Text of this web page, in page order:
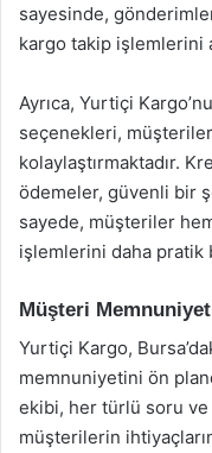
sayesinde,
kargo takip işlemlerini
Ayrıca, Yurtiçi
seçenekleri,
kolaylaştırmaktadır.
ödemeler, güvenli bir
sayede, müşteriler
işlemlerini daha pratik
Müşteri
Yurtiçi Kargo,
memnuniyetini ön
ekibi, her türlü soru
müşterilerin